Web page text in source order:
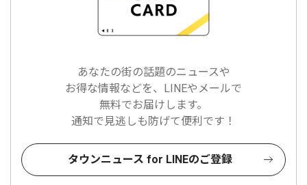
あなたの街の話題のニュースや
お得な情報などを、LINEやメールで
無料でお届けします。
通知で見逃しも防げて便利です！
タウンニュース for LINEのご登録